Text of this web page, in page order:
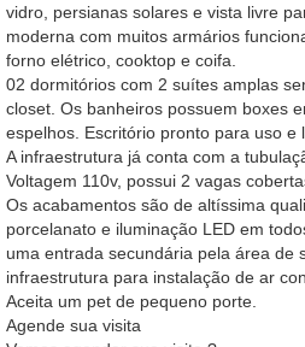
vidro, persianas solares e vista livre
moderna com muitos armários
forno elétrico, cooktop e coifa.
02 dormitórios com 2 suítes amplas
closet. Os banheiros possuem boxes
espelhos. Escritório pronto para uso e
A infraestrutura já conta com a
Voltagem 110v, possui 2 vagas
Os acabamentos são de altíssima
porcelanato e iluminação LED em
uma entrada secundária pela área de
infraestrutura para instalação de ar
Aceita um pet de pequeno porte.
Agende sua visita